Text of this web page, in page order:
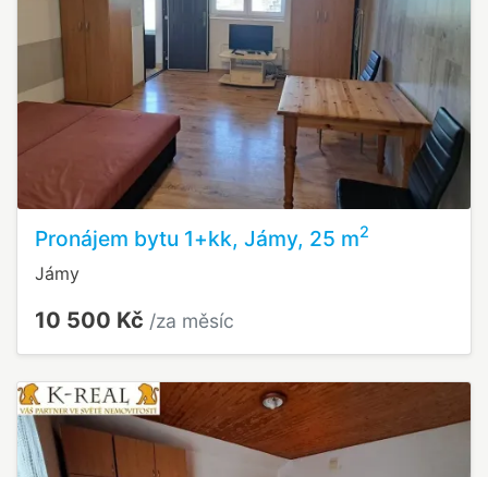
Pronájem bytu 1+kk, Jámy, 25 m2
Jámy
10 500 Kč /za měsíc